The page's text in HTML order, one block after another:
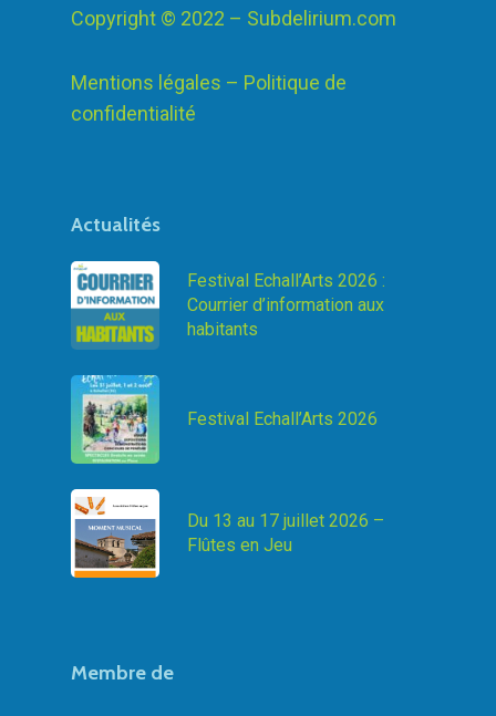
Copyright © 2022 – Subdelirium.com
Mentions légales – Politique de
confidentialité
Actualités
Festival Echall’Arts 2026 :
Courrier d’information aux
habitants
Festival Echall’Arts 2026
Du 13 au 17 juillet 2026 –
Flûtes en Jeu
Membre de